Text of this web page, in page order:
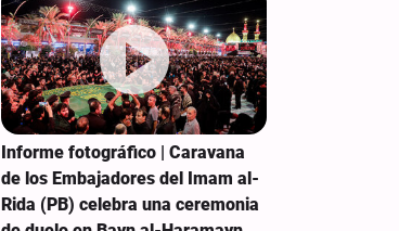
Informe fotográfico | Caravana
de los Embajadores del Imam al-
Rida (PB) celebra una ceremonia